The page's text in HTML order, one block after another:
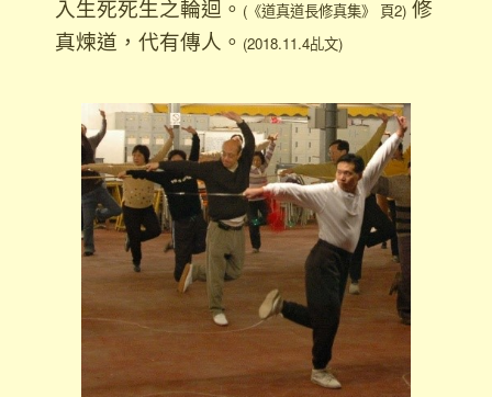
入生死死生之輪迴。 (《道真道長修真集》 頁2) 修
真煉道，代有傳人。 (2018.11.4乩文)